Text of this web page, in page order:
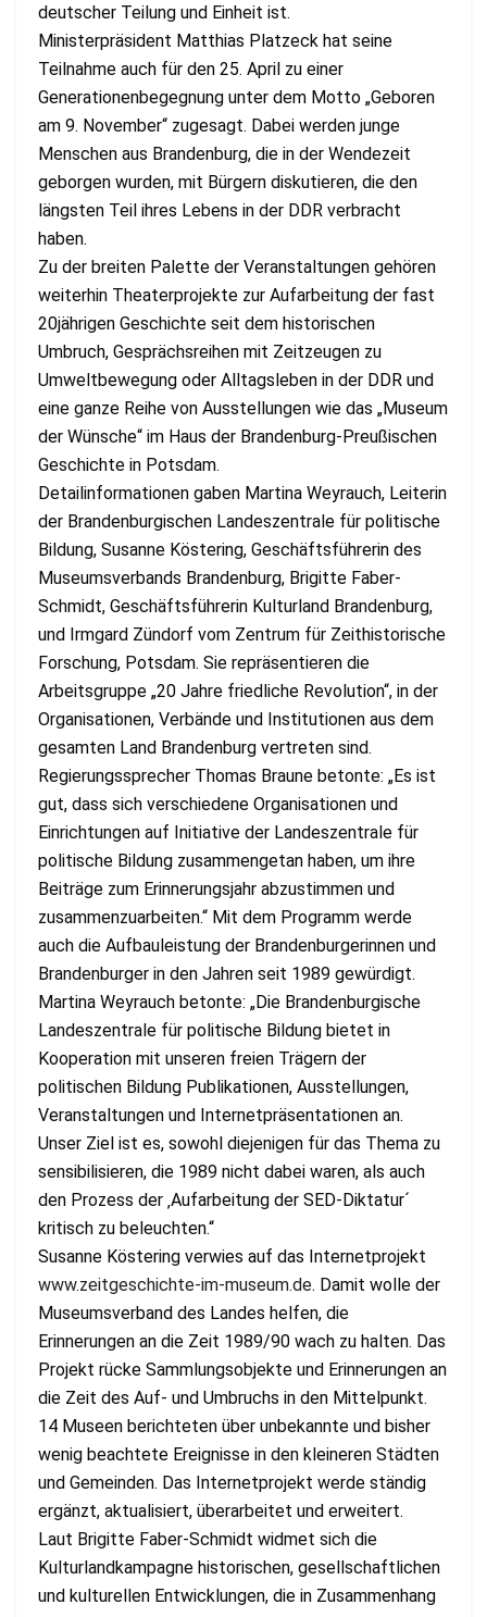
deutscher Teilung und Einheit ist.
Ministerpräsident Matthias Platzeck hat seine
Teilnahme auch für den 25. April zu einer
Generationenbegegnung unter dem Motto „Geboren
am 9. November“ zugesagt. Dabei werden junge
Menschen aus Brandenburg, die in der Wendezeit
geborgen wurden, mit Bürgern diskutieren, die den
längsten Teil ihres Lebens in der DDR verbracht
haben.
Zu der breiten Palette der Veranstaltungen gehören
weiterhin Theaterprojekte zur Aufarbeitung der fast
20jährigen Geschichte seit dem historischen
Umbruch, Gesprächsreihen mit Zeitzeugen zu
Umweltbewegung oder Alltagsleben in der DDR und
eine ganze Reihe von Ausstellungen wie das „Museum
der Wünsche“ im Haus der Brandenburg-Preußischen
Geschichte in Potsdam.
Detailinformationen gaben Martina Weyrauch, Leiterin
der Brandenburgischen Landeszentrale für politische
Bildung, Susanne Köstering, Geschäftsführerin des
Museumsverbands Brandenburg, Brigitte Faber-
Schmidt, Geschäftsführerin Kulturland Brandenburg,
und Irmgard Zündorf vom Zentrum für Zeithistorische
Forschung, Potsdam. Sie repräsentieren die
Arbeitsgruppe „20 Jahre friedliche Revolution“, in der
Organisationen, Verbände und Institutionen aus dem
gesamten Land Brandenburg vertreten sind.
Regierungssprecher Thomas Braune betonte: „Es ist
gut, dass sich verschiedene Organisationen und
Einrichtungen auf Initiative der Landeszentrale für
politische Bildung zusammengetan haben, um ihre
Beiträge zum Erinnerungsjahr abzustimmen und
zusammenzuarbeiten.“ Mit dem Programm werde
auch die Aufbauleistung der Brandenburgerinnen und
Brandenburger in den Jahren seit 1989 gewürdigt.
Martina Weyrauch betonte: „Die Brandenburgische
Landeszentrale für politische Bildung bietet in
Kooperation mit unseren freien Trägern der
politischen Bildung Publikationen, Ausstellungen,
Veranstaltungen und Internetpräsentationen an.
Unser Ziel ist es, sowohl diejenigen für das Thema zu
sensibilisieren, die 1989 nicht dabei waren, als auch
den Prozess der ‚Aufarbeitung der SED-Diktatur´
kritisch zu beleuchten.“
Susanne Köstering verwies auf das Internetprojekt
www.zeitgeschichte-im-museum.de. Damit wolle der
Museumsverband des Landes helfen, die
Erinnerungen an die Zeit 1989/90 wach zu halten. Das
Projekt rücke Sammlungsobjekte und Erinnerungen an
die Zeit des Auf- und Umbruchs in den Mittelpunkt.
14 Museen berichteten über unbekannte und bisher
wenig beachtete Ereignisse in den kleineren Städten
und Gemeinden. Das Internetprojekt werde ständig
ergänzt, aktualisiert, überarbeitet und erweitert.
Laut Brigitte Faber-Schmidt widmet sich die
Kulturlandkampagne historischen, gesellschaftlichen
und kulturellen Entwicklungen, die in Zusammenhang